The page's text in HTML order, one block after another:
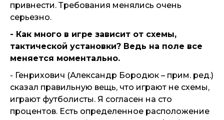
привнести. Требования менялись очень
серьезно.
- Как много в игре зависит от схемы,
тактической установки? Ведь на поле все
меняется моментально.
- Генрихович (Александр Бородюк – прим. ред.)
сказал правильную вещь, что играют не схемы,
играют футболисты. Я согласен на сто
процентов. Есть определенное расположение